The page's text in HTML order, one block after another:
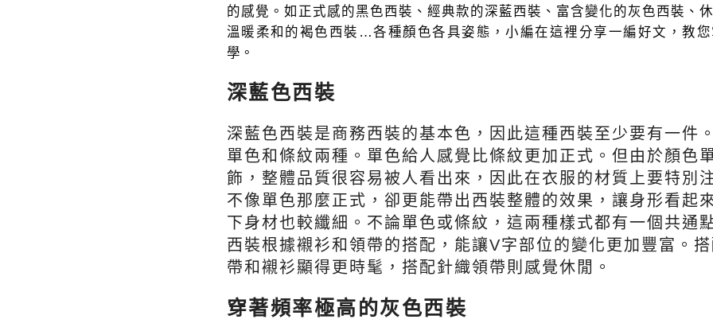
的感覺。如正式感的黑色西裝、經典款的深藍西裝、富含變化的灰色西裝、
溫暖柔和的褐色西裝…各種顏色各具姿態，小編在這裡分享一編好文，教
學。
深藍色西裝
深藍色西裝是商務西裝的基本色，因此這種西裝至少要有一件
單色和條紋兩種。單色給人感覺比條紋更加正式。但由於顏色
飾，整體品質很容易被人看出來，因此在衣服的材質上要特別
不像單色那麼正式，卻更能帶出西裝整體的效果，讓身形看起
下身材也較纖細。不論單色或條紋，這兩種樣式都有一個共通
西裝根據襯衫和領帶的搭配，能讓V字部位的變化更加豐富。
帶和襯衫顯得更時髦，搭配針織領帶則感覺休閒。
穿著頻率極高的灰色西裝